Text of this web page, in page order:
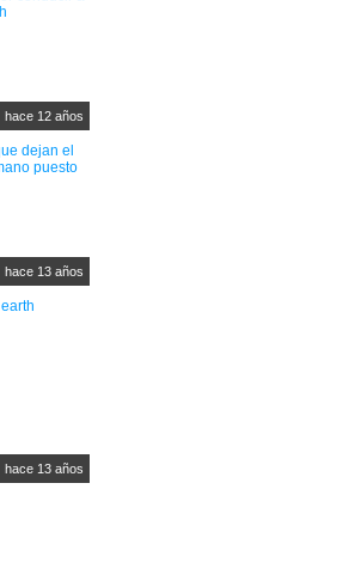
hace 12 años
hace 13 años
hace 13 años